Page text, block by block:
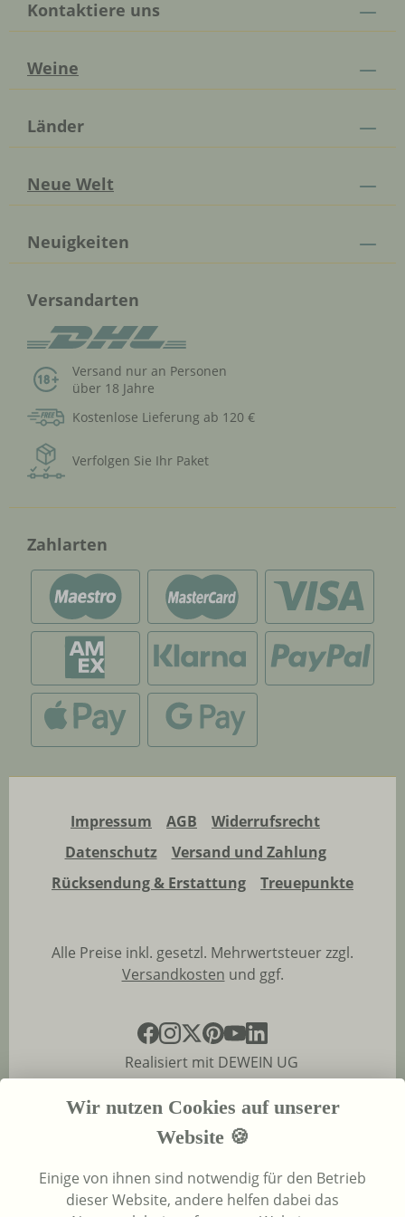
Kontaktiere uns
Weine
Länder
Neue Welt
Neuigkeiten
Versandarten
Versand nur an Personen
über 18 Jahre
Kostenlose Lieferung ab 120 €
Verfolgen Sie Ihr Paket
Zahlarten
Impressum AGB
Widerrufsrecht
Datenschutz
Versand und Zahlung
Rücksendung & Erstattung
Treuepunkte
Alle Preise inkl. gesetzl. Mehrwertsteuer zzgl.
Versandkosten und ggf.
Realisiert mit DEWEIN UG
Wir nutzen Cookies auf unserer
Website 🍪
Einige von ihnen sind notwendig für den Betrieb
dieser Website, andere helfen dabei das